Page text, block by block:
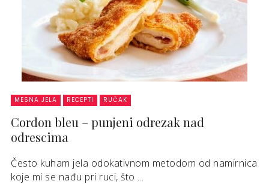
MESNA JELA RECEPTI RUČAK
Cordon bleu – punjeni odrezak nad
odrescima
Često kuham jela odokativnom metodom od namirnica
koje mi se nađu pri ruci, što ...